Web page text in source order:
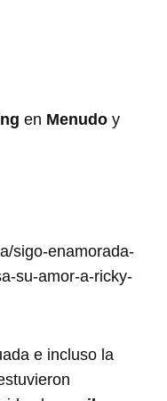
en Menudoy
sigo-enamorada-
su-amor-a-ricky-
e incluso la